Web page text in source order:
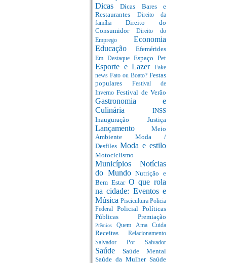
DicasDicas Bares e
Restaurantes
Direito da
família Direito do
Consumidor Direito do
Emprego Economia
Educação Efemérides
Em Destaque Espaço Pet
Esporte e Lazer
Fake
news Fato ou Boato? Festas
populares
Festival de
InvernoFestival de Verão
Gastronomia e
Culinária INSS
Inauguração Justiça
Lançamento Meio
Ambiente Moda /
Desfiles Moda e estilo
Motociclismo
Municípios Notícias
do MundoNutrição e
Bem Estar O que rola
na cidade: Eventos e
Música Piscicultura Policia
Federal Policial Políticas
Públicas Premiação
PrêmiosQuem Ama Cuida
Receitas Relacionamento
Salvador Por Salvador
Saúde Saúde Mental
Saúde da Mulher Saúde